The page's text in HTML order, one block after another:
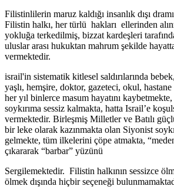
Filistinlilerin maruz kaldığı insanlık dışı
Filistin halkı, her türlü hakları ellerinden
yokluğa terkedilmiş, bizzat kardeşleri
uluslar arası hukuktan mahrum şekilde
vermektedir.
israil'in sistematik kitlesel saldırılarında
yaşlı, hemşire, doktor, gazeteci, okul,
her yıl binlerce masum hayatını
soykırıma sessiz kalmakta, hatta Israil’e
vermektedir. Birleşmiş Milletler ve Batılı
bir leke olarak kazınmakta olan Siyonist
gelmekte, tüm ilkelerini çöpe atmakta,
çıkararak “barbar” yüzünü
Sergilemektedir. Filistin halkının sessizce
ölmek dışında hiçbir seçeneği